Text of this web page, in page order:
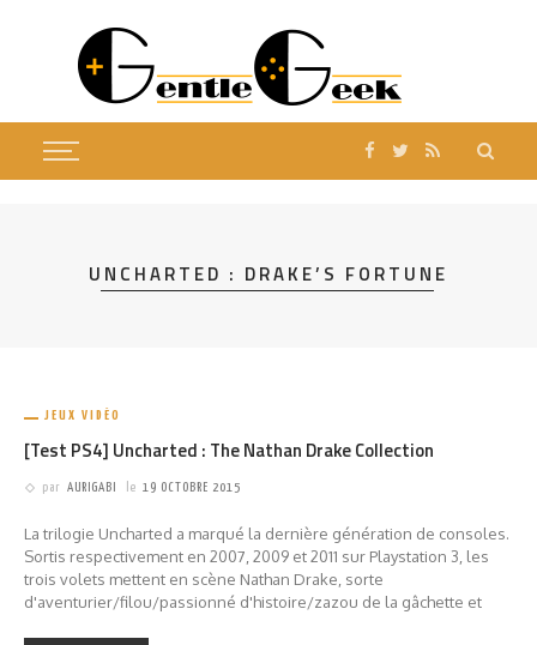
UNCHARTED : DRAKE’S FORTUNE
JEUX VIDÉO
[Test PS4] Uncharted : The Nathan Drake Collection
par AURIGABI le 19 OCTOBRE 2015
La trilogie Uncharted a marqué la dernière génération de consoles.
Sortis respectivement en 2007, 2009 et 2011 sur Playstation 3, les
trois volets mettent en scène Nathan Drake, sorte
d'aventurier/filou/passionné d'histoire/zazou de la gâchette et